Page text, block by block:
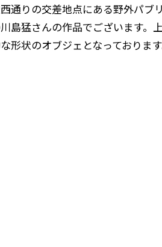
通りの交差地点にある野外パブ
島猛さんの作品でございます。
形状のオブジェとなっております